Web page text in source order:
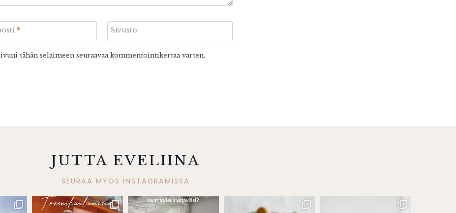
* Sivusto
tähän selaimeen seuraavaa kommentointikertaa varten.
JUTTA EVELIINA
SEURAA MYÖS INSTAGRAMISSA